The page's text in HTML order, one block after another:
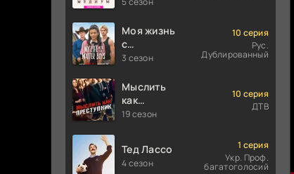
Моя жизнь
с
мальчиками
3 сезон
10 серия
Рус.
Дублированный
Мыслить
как
преступник
19 сезон
10 серия
ДТВ
Тед Лассо
4 сезон
1 серия
Укр. Проф.
багатоголосий